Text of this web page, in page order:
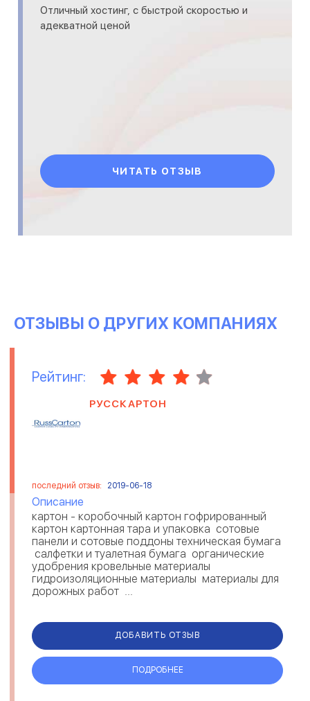
Отличный хостинг, с быстрой скоростью и
адекватной ценой
ЧИТАТЬ ОТЗЫВ
ОТЗЫВЫ О ДРУГИХ КОМПАНИЯХ
Рейтинг:
РУССКАРТОН
последний отзыв: 2019-06-18
Описание
картон - коробочный картон гофрированный
картон картонная тара и упаковка сотовые
панели и сотовые поддоны техническая бумага
салфетки и туалетная бумага органические
удобрения кровельные материалы
гидроизоляционные материалы материалы для
дорожных работ ...
ДОБАВИТЬ ОТЗЫВ
ПОДРОБНЕЕ